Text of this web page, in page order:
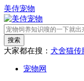
美侍宠物
搜索
大家都在搜： 犬舍猫传
宠物网